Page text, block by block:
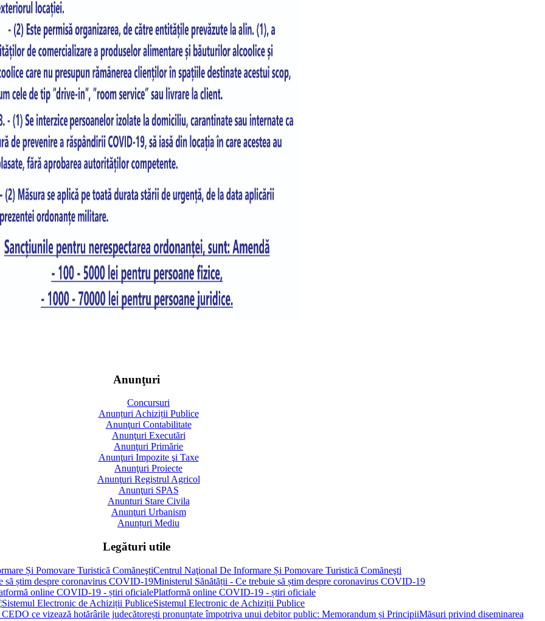
Anunţuri
Concursuri
Anunțuri Achiziții Publice
Anunţuri Contabilitate
Anunţuri Executări
Anunţuri Primărie
Anunţuri Impozite şi Taxe
Anunţuri Proiecte
Anunţuri Registrul Agricol
Anunţuri SPAS
Anunturi Stare Civila
Anunţuri Urbanism
Anunțuri Mediu
Legături utile
Centrul Naţional De Informare Și Pomovare Turistică Comăneşti
Ministerul Sănătății - Ce trebuie să știm despre coronavirus COVID-19
Platformă online COVID-19 - știri oficiale
Sistemul Electronic de Achiziții Publice
Măsuri privind diseminarea